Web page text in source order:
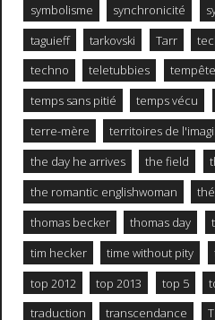
symbolisme
synchronicité
taguieff
tarkovski Tarr
techno
teletubbies tempête
temps sans pitié
temps vécu
terre-mère
territoires de
the day he arrives
the field
the romantic englishwoman
thomas becker
thomas day
tim hecker
time without pity
top 2012
top 2013 top 5
traduction
transcendance